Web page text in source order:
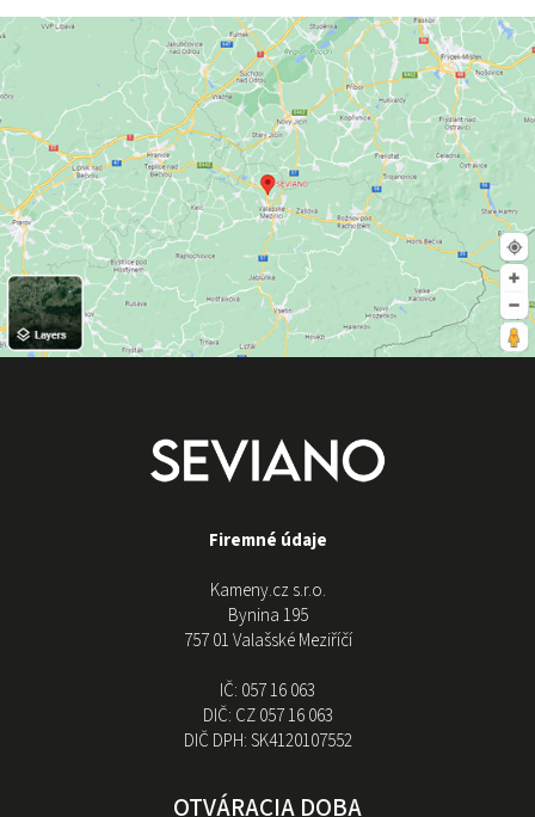
Firemné údaje
Kameny.cz s.r.o.
Bynina 195
757 01 Valašské Meziříčí
IČ: 057 16 063
DIČ: CZ 057 16 063
DIČ DPH:SK4120107552
OTVÁRACIA DOBA